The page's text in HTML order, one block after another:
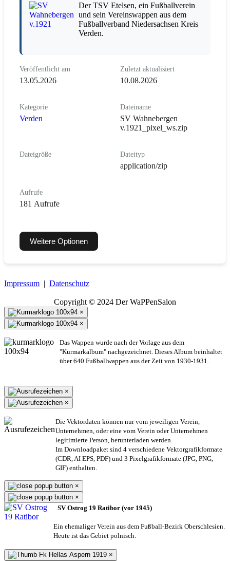
Der TSV Etelsen, ein Fußballverein
und sein Vereinswappen aus dem
Fußballverband Niedersachsen Kreis
Verden.
Veröffentlicht am
13.05.2026
Zuletzt aktualisiert
10.08.2026
Kategorie
Verden
Dateiname
SV Wahnebergen
v.1921_pixel_ws.zip
Dateigröße Dateityp
application/zip
Aufrufe
181 Aufrufe
Weitere Optionen
Impressum | Datenschutz
Copyright © 2024 Der WaPPenSalon
×
×
Das Wappen wurde nach der Vorlage aus dem
"Kurmarkalbum" nachgezeichnet. Dieses Album beinhaltet
über 640 Fußballwappen aus der Zeit von 1930-1931.
×
×
Die Vektordaten können nur vom jeweiligen Verein,
Unternehmen, oder eine vom Verein oder Unternehmen
legitimierte Person, herunterladen werden.
Im Downloadpaket sind 4 verschiedene Vektorgrafikformate
(CDR, AI EPS, PDF) und 3 Pixelgrafikformate (JPG, PNG,
GIF) enthalten.
×
×
SV Ostrog 19 Ratibor (vor 1945)
Ein ehemaliger Verein aus dem Fußball-Bezirk Oberschlesien.
Heute ist das Gebiet polnisch.
×